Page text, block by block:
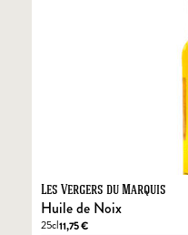
Les Vergers du Marquis
Huile de Noix
25cl11,75€